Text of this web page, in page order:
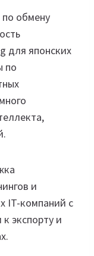
обмену
для японских
по
и
IT-компаний с
экспорту и